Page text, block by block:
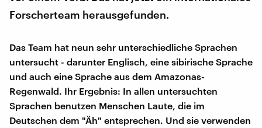
Forscherteam herausgefunden.
Das Team hat neun sehr unterschiedliche Sprachen
untersucht - darunter Englisch, eine sibirische Sprache
und auch eine Sprache aus dem Amazonas-
Regenwald. Ihr Ergebnis: In allen untersuchten
Sprachen benutzen Menschen Laute, die im
Deutschen dem "Äh" entsprechen. Und sie verwenden